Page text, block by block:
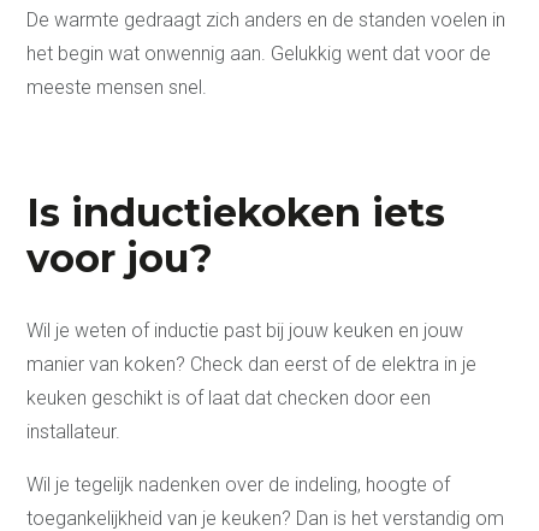
De warmte gedraagt zich anders en de standen voelen in
het begin wat onwennig aan. Gelukkig went dat voor de
meeste mensen snel.
Is inductiekoken iets
voor jou?
Wil je weten of inductie past bij jouw keuken en jouw
manier van koken? Check dan eerst of de elektra in je
keuken geschikt is of laat dat checken door een
installateur.
Wil je tegelijk nadenken over de indeling, hoogte of
toegankelijkheid van je keuken? Dan is het verstandig om